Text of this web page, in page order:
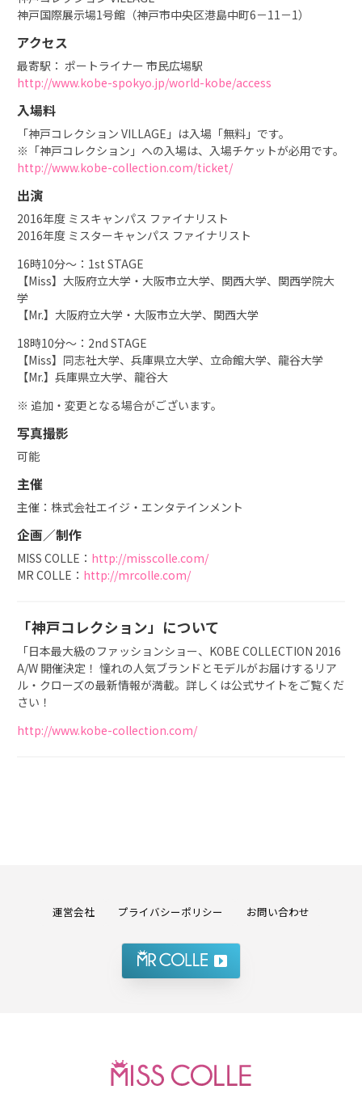
神戸国際展示場1号館（神戸市中央区港島中町6－11－1）
アクセス
最寄駅： ポートライナー 市民広場駅
http://www.kobe-spokyo.jp/world-kobe/access
入場料
「神戸コレクション VILLAGE」は入場「無料」です。
※「神戸コレクション」への入場は、入場チケットが必用です。
http://www.kobe-collection.com/ticket/
出演
2016年度 ミスキャンパス ファイナリスト
2016年度 ミスターキャンパス ファイナリスト
16時10分～：1st STAGE
【Miss】大阪府立大学・大阪市立大学、関西大学、関西学院大
学
【Mr.】大阪府立大学・大阪市立大学、関西大学
18時10分～：2nd STAGE
【Miss】同志社大学、兵庫県立大学、立命館大学、龍谷大学
【Mr.】兵庫県立大学、龍谷大
※ 追加・変更となる場合がございます。
写真撮影
可能
主催
主催：株式会社エイジ・エンタテインメント
企画／制作
MISS COLLE： http://misscolle.com/
MR COLLE： http://mrcolle.com/
「神戸コレクション」について
「日本最大級のファッションショー、KOBE COLLECTION 2016
A/W 開催決定！ 憧れの人気ブランドとモデルがお届けするリア
ル・クローズの最新情報が満載。詳しくは公式サイトをご覧くだ
さい！
http://www.kobe-collection.com/
運営会社 プライバシーポリシー お問い合わせ